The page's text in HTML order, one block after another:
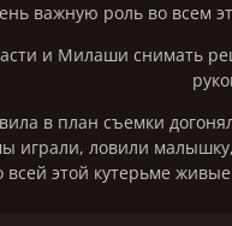
важную роль во всем
и Милаши снимать
в план съемки
играли, ловили
этой кутерьме